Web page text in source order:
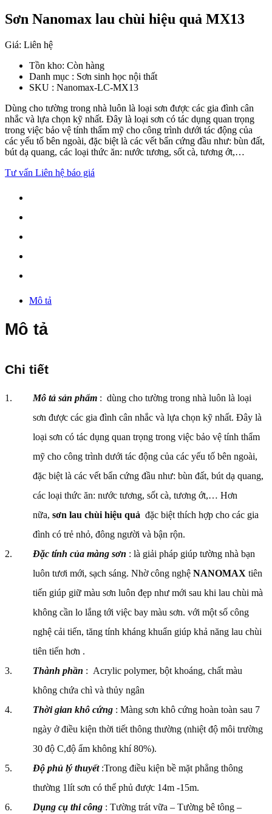
Sơn Nanomax lau chùi hiệu quả MX13
Giá: Liên hệ
Tồn kho: Còn hàng
Danh mục : Sơn sinh học nội thất
SKU : Nanomax-LC-MX13
Dùng cho tường trong nhà luôn là loại sơn được các gia đình cân
nhắc và lựa chọn kỹ nhất. Đây là loại sơn có tác dụng quan trọng
trong việc bảo vệ tính thẩm mỹ cho công trình dưới tác động của
các yếu tố bên ngoài, đặc biệt là các vết bẩn cứng đầu như: bùn đất,
bút dạ quang, các loại thức ăn: nước tương, sốt cà, tương ớt,…
Tư vấn Liên hệ báo giá
Mô tả
Mô tả
Chi tiết
Mô tả sản phẩm : dùng cho tường trong nhà luôn là loại
sơn được các gia đình cân nhắc và lựa chọn kỹ nhất. Đây là
loại sơn có tác dụng quan trọng trong việc bảo vệ tính thẩm
mỹ cho công trình dưới tác động của các yếu tố bên ngoài,
đặc biệt là các vết bẩn cứng đầu như: bùn đất, bút dạ quang,
các loại thức ăn: nước tương, sốt cà, tương ớt,… Hơn
nữa, sơn lau chùi hiệu quả đặc biệt thích hợp cho các gia
đình có trẻ nhỏ, đông người và bận rộn.
Đặc tính của màng sơn : là giải pháp giúp tường nhà bạn
luôn tươi mới, sạch sáng. Nhờ công nghệ NANOMAX tiên
tiến giúp giữ màu sơn luôn đẹp như mới sau khi lau chùi mà
không cần lo lắng tới việc bay màu sơn. với một số công
nghệ cải tiến, tăng tính kháng khuẩn giúp khả năng lau chùi
tiên tiến hơn .
Thành phần : Acrylic polymer, bột khoáng, chất màu
không chứa chì và thủy ngân
Thời gian khô cứng : Màng sơn khô cứng hoàn toàn sau 7
ngày ở điều kiện thời tiết thông thường (nhiệt độ môi trường
30 độ C,độ ẩm không khí 80%).
Độ phủ lý thuyết :Trong điều kiện bề mặt phẳng thông
thường 1lít sơn có thể phủ được 14m -15m.
Dụng cụ thi công : Tường trát vữa – Tường bê tông –